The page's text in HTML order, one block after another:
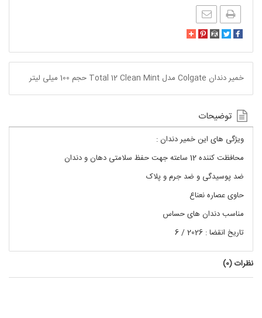
خمیر دندان Colgate مدل Total 12 Clean Mint حجم 100 میلی لیتر
توضیحات
ویژگی های این خمیر دندان :
محافظت کننده 12 ساعته جهت حفظ سلامتی دهان و دندان
ضد پوسیدگی و ضد جرم و پلاک
حاوی عصاره نعناع
مناسب دندان های حساس
تاریخ انقضا : 2026 / 6
نظرات (0
)